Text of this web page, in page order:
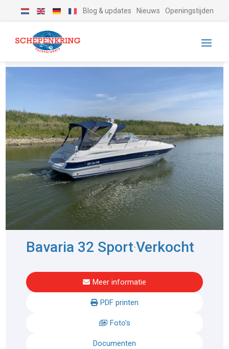
Blog & updates Nieuws Openingstijden
Bavaria 32 Sport-Verkocht
Meer informatie
PDF printen
Foto's
Documenten